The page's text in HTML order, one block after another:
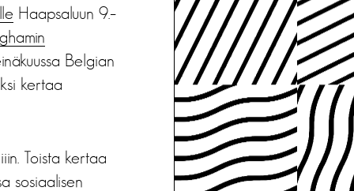
Haapsaluun 9.–
Belgian
kertaa
Toista kertaa
sosiaalisen